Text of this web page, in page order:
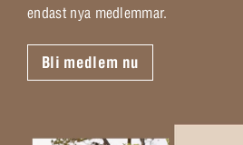
endast nya medlemmar.
Bli medlem nu